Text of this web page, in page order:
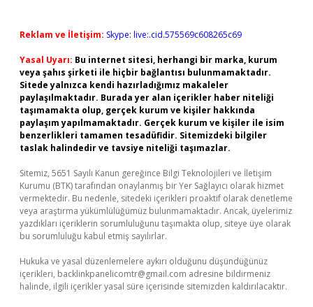
Reklam ve İletişim: Skype: live:.cid.575569c608265c69
Yasal Uyarı: Bu internet sitesi, herhangi bir marka, kurum
veya şahıs şirketi ile hiçbir bağlantısı bulunmamaktadır.
Sitede yalnızca kendi hazırladığımız makaleler
paylaşılmaktadır. Burada yer alan içerikler haber niteliği
taşımamakta olup, gerçek kurum ve kişiler hakkında
paylaşım yapılmamaktadır. Gerçek kurum ve kişiler ile isim
benzerlikleri tamamen tesadüfidir. Sitemizdeki bilgiler
taslak halindedir ve tavsiye niteliği taşımazlar.
Sitemiz, 5651 Sayılı Kanun gereğince Bilgi Teknolojileri ve İletişim
Kurumu (BTK) tarafından onaylanmış bir Yer Sağlayıcı olarak hizmet
vermektedir. Bu nedenle, sitedeki içerikleri proaktif olarak denetleme
veya araştırma yükümlülüğümüz bulunmamaktadır. Ancak, üyelerimiz
yazdıkları içeriklerin sorumluluğunu taşımakta olup, siteye üye olarak
bu sorumluluğu kabul etmiş sayılırlar.
Hukuka ve yasal düzenlemelere aykırı olduğunu düşündüğünüz
içerikleri, backlinkpanelicomtr@gmail.com adresine bildirmeniz
halinde, ilgili içerikler yasal süre içerisinde sitemizden kaldırılacaktır.